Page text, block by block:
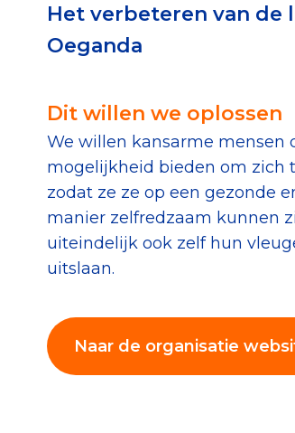
Check
CBF-
Het verbeteren van de
Oeganda
Dit willen we oplossen
We willen kansarme mensen
mogelijkheid bieden om zich
zodat ze ze op een gezonde
manier zelfredzaam kunnen
uiteindelijk ook zelf hun
uitslaan.
Naar de organisatie